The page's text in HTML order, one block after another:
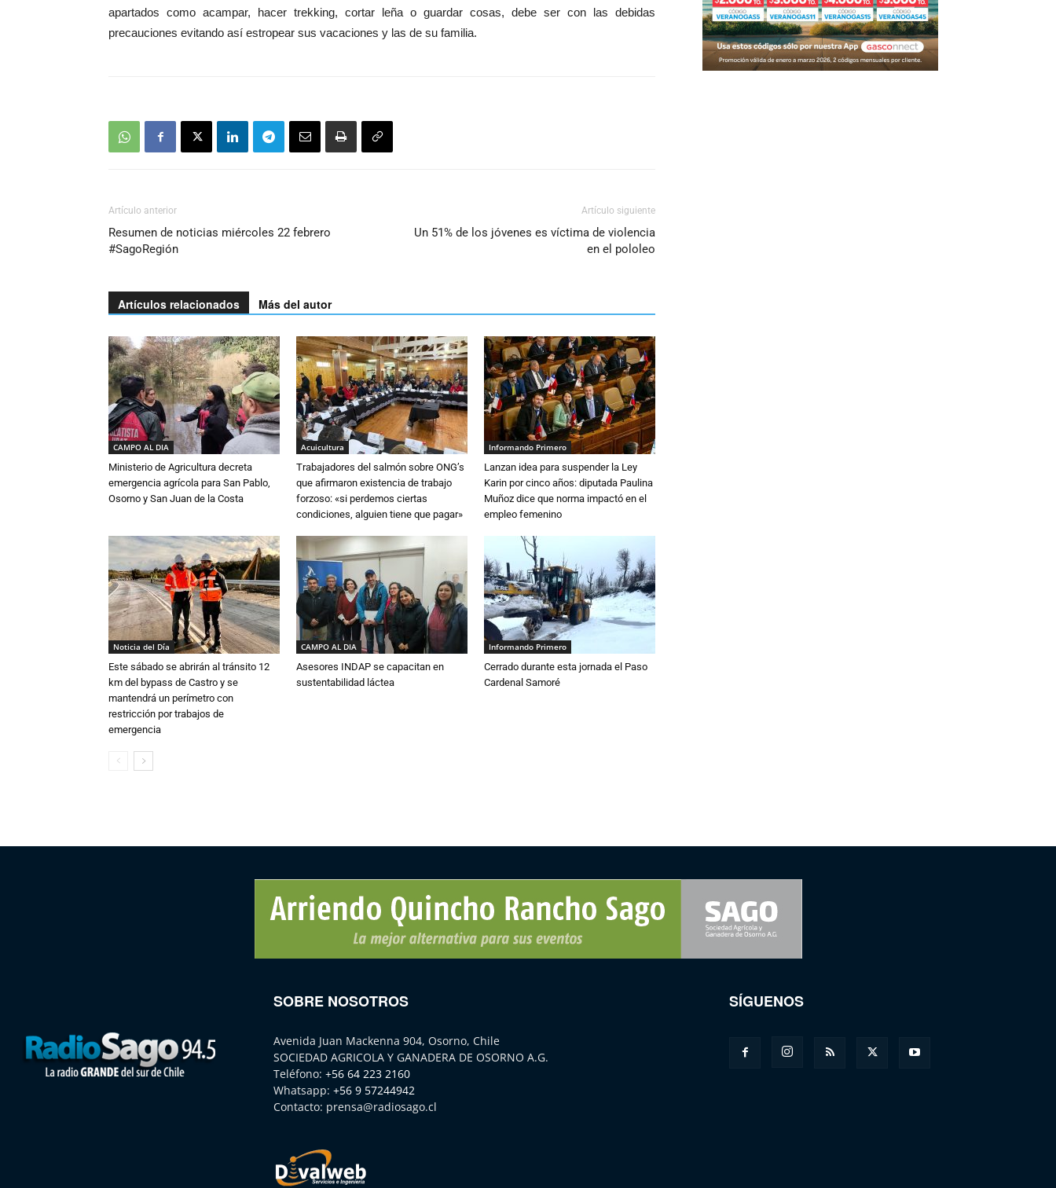
volumen.
flecha
apartados como acampar, hacer trekking, cortar leña o guardar cosas, debe ser con las debidas
precauciones evitando así estropear sus vacaciones y las de su familia.
Artículo anterior
Resumen de noticias miércoles 22 febrero
#SagoRegión
Artículo siguiente
Un 51% de los jóvenes es víctima de violencia
en el pololeo
Artículos relacionados Más del autor
CAMPO AL DIA
Ministerio de Agricultura decreta
emergencia agrícola para San Pablo,
Osorno y San Juan de la Costa
Acuicultura
Trabajadores del salmón sobre ONG’s
que afirmaron existencia de trabajo
forzoso: «si perdemos ciertas
condiciones, alguien tiene que pagar»
Informando Primero
Lanzan idea para suspender la Ley
Karin por cinco años: diputada Paulina
Muñoz dice que norma impactó en el
empleo femenino
Noticia del Día
Este sábado se abrirán al tránsito 12
km del bypass de Castro y se
mantendrá un perímetro con
restricción por trabajos de
emergencia
CAMPO AL DIA
Asesores INDAP se capacitan en
sustentabilidad láctea
Informando Primero
Cerrado durante esta jornada el Paso
Cardenal Samoré
SOBRE NOSOTROS
Avenida Juan Mackenna 904, Osorno, Chile
SOCIEDAD AGRICOLA Y GANADERA DE OSORNO A.G.
Teléfono: +56 64 223 2160
Whatsapp: +56 9 57244942
Contacto: prensa@radiosago.cl
SÍGUENOS